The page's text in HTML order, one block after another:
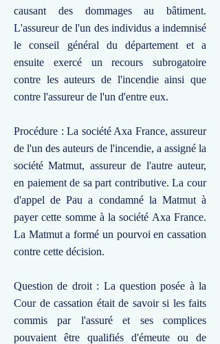
causant des dommages au bâtiment.
L'assureur de l'un des individus a indemnisé
le conseil général du département et a
ensuite exercé un recours subrogatoire
contre les auteurs de l'incendie ainsi que
contre l'assureur de l'un d'entre eux.
Procédure : La société Axa France, assureur
de l'un des auteurs de l'incendie, a assigné la
société Matmut, assureur de l'autre auteur,
en paiement de sa part contributive. La cour
d'appel de Pau a condamné la Matmut à
payer cette somme à la société Axa France.
La Matmut a formé un pourvoi en cassation
contre cette décision.
Question de droit : La question posée à la
Cour de cassation était de savoir si les faits
commis par l'assuré et ses complices
pouvaient être qualifiés d'émeute ou de